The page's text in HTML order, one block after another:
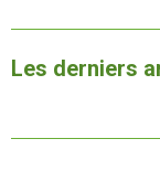
Les derniers